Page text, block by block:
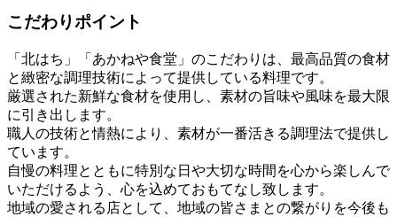
こだわりポイント
「北はち」「あかねや食堂」のこだわりは、最高品質の食材
と緻密な調理技術によって提供している料理です。
厳選された新鮮な食材を使用し、素材の旨味や風味を最大限
に引き出します。
職人の技術と情熱により、素材が一番活きる調理法で提供し
ています。
自慢の料理とともに特別な日や大切な時間を心から楽しんで
いただけるよう、心を込めておもてなし致します。
地域の愛される店として、地域の皆さまとの繋がりを今後も